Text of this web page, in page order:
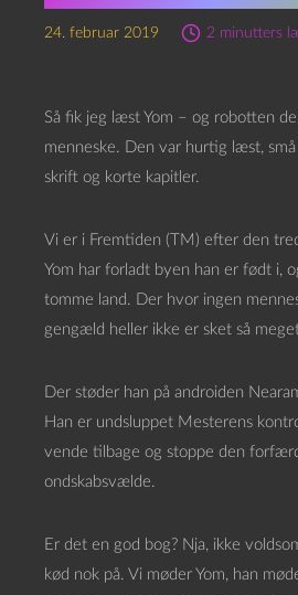
24. februar 2019 2 minutters
Så fik jeg læst Yom – og robotten
menneske. Den var hurtig læst,
skrift og korte kapitler.
Vi er i Fremtiden (TM) efter den
Yom har forladt byen han er født i,
tomme land. Der hvor ingen
gengæld heller ikke er sket så
Der støder han på androiden
Han er undsluppet Mesterens
vende tilbage og stoppe den
ondskabsvælde.
Er det en god bog? Nja, ikke
kød nok på. Vi møder Yom, han